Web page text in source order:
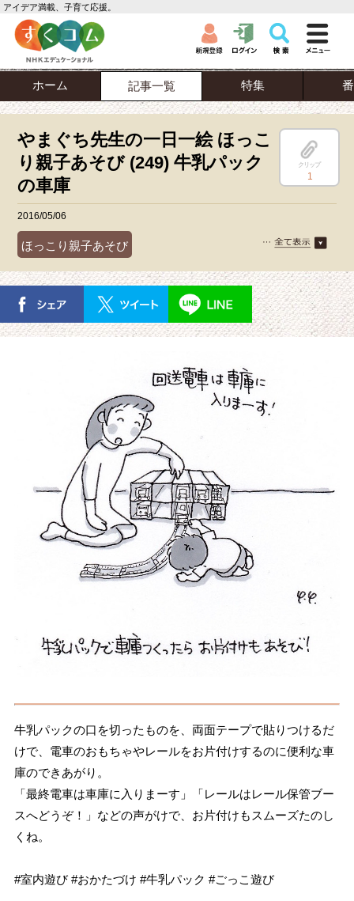
アイデア満載、子育て応援。
ホーム 記事一覧 特集
やまぐち先生の一日一絵 ほっこ
り親子あそび (249) 牛乳パック
の車庫
クリップ
1
2016/05/06
ほっこり親子あそび
牛乳パックの口を切ったものを、両面テープで貼りつけるだ
けで、電車のおもちゃやレールをお片付けするのに便利な車
庫のできあがり。
「最終電車は車庫に入りまーす」「レールはレール保管ブー
スへどうぞ！」などの声がけで、お片付けもスムーズたのし
くね。
#室内遊び #おかたづけ #牛乳パック #ごっこ遊び